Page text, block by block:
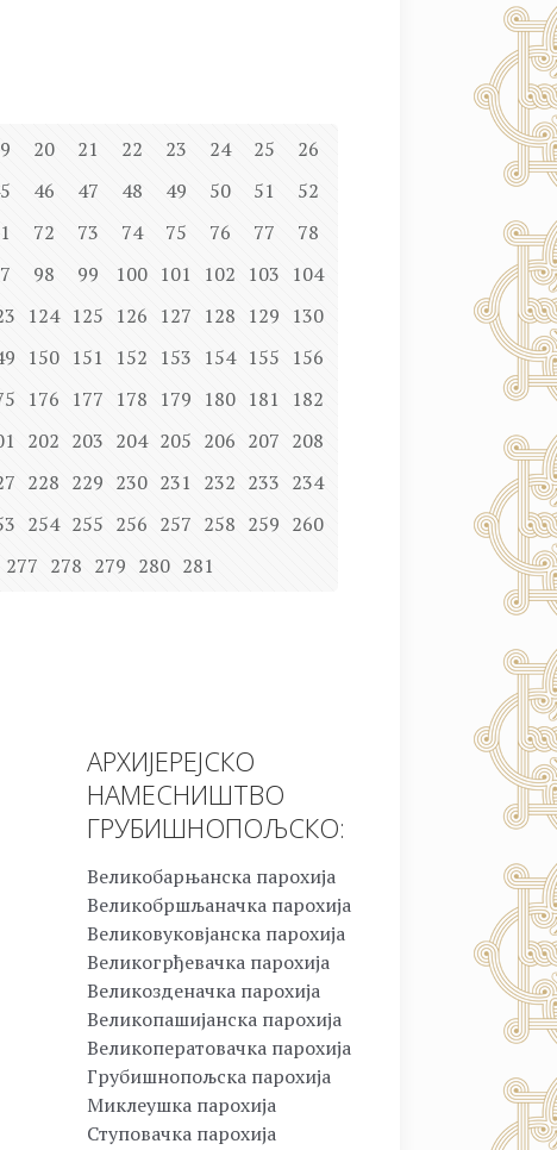
20 21 22 23 24 25
26
46 47 48 49 50 51
52
72 73 74 75 76 77
78
98 99 100 101 102 103 104
124 125 126 127 128 129 130
150 151 152 153 154 155 156
176 177 178 179 180 181
182
202 203 204 205 206 207 208
228 229 230 231 232 233 234
254 255 256 257 258 259 260
277 278 279 280 281
АРХИЈЕРЕЈСКО
НАМЕСНИШТВО
ГРУБИШНОПОЉСКО:
Великобарњанска парохија
Великобршљаначка парохија
Великовуковјанска парохија
Великогрђевачка парохија
Великозденачка парохија
Великопашијанска парохија
Великоператовачка парохија
Грубишнопољска парохија
Миклеушка парохија
Ступовачка парохија